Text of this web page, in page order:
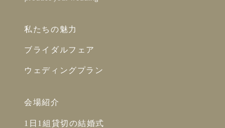
私たちの魅力
ブライダルフェア
ウェディングプラン
会場紹介
1日1組貸切の結婚式